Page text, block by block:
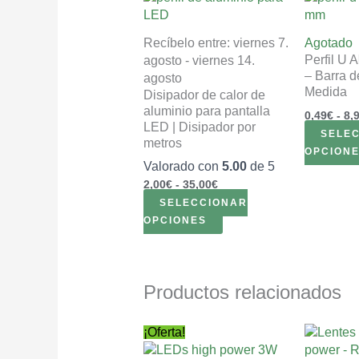
Recíbelo entre: viernes 7.
agosto - viernes 14.
agosto
Disipador de calor de
aluminio para pantalla
LED | Disipador por
metros
Valorado con 5.00de 5
2,00€ - 35,00€
desde
2,00€
hasta
SELECCIONAR
OPCIONES
múltiples
variantes.
opciones
se
pueden
en
la
página
Agotado
Perfil U
– Barra
Medida
0,49€ -
Productos relacionados
¡Oferta!
de
producto